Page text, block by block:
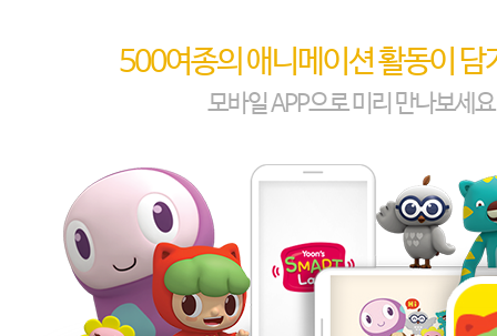
500여종의 애니메이션 활동이 담
모바일 APP으로 미리 만나보세